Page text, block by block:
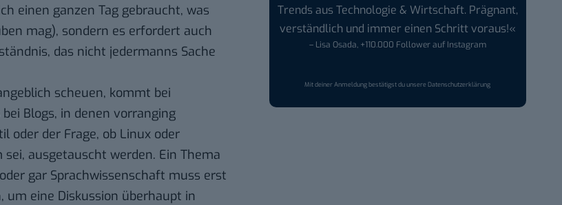
einen ganzen Tag gebraucht, was
mag), sondern es erfordert auch
das nicht jedermanns Sache
scheuen, kommt bei
Blogs, in denen vorranging
oder der Frage, ob Linux oder
ausgetauscht werden. Ein Thema
gar Sprachwissenschaft muss erst
um eine Diskussion überhaupt in
Trends aus Technologie & Wirtschaft. Prägnant,
verständlich und immer einen Schritt voraus!«
– Lisa Osada, +110.000 Follower auf Instagram
Mit deiner Anmeldung bestätigst du unsereDatenschutzerklärung